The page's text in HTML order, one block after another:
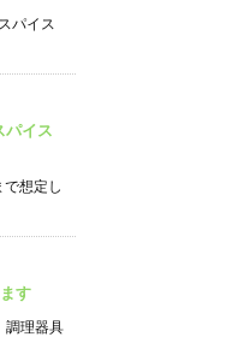
パイス
イス
想定し
す
調理器具